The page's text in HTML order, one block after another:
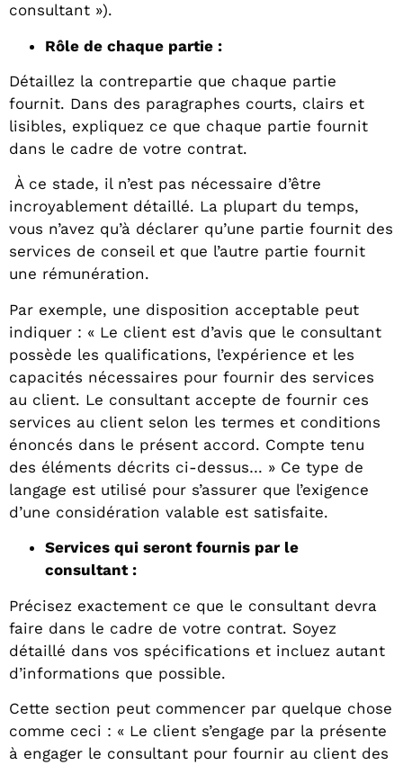
consultant »).
Rôle de chaque partie :
Détaillez la contrepartie que chaque partie
fournit. Dans des paragraphes courts, clairs et
lisibles, expliquez ce que chaque partie fournit
dans le cadre de votre contrat.
À ce stade, il n’est pas nécessaire d’être
incroyablement détaillé. La plupart du temps,
vous n’avez qu’à déclarer qu’une partie fournit des
services de conseil et que l’autre partie fournit
une rémunération.
Par exemple, une disposition acceptable peut
indiquer : « Le client est d’avis que le consultant
possède les qualifications, l’expérience et les
capacités nécessaires pour fournir des services
au client. Le consultant accepte de fournir ces
services au client selon les termes et conditions
énoncés dans le présent accord. Compte tenu
des éléments décrits ci-dessus… » Ce type de
langage est utilisé pour s’assurer que l’exigence
d’une considération valable est satisfaite.
Services qui seront fournis par le
consultant :
Précisez exactement ce que le consultant devra
faire dans le cadre de votre contrat. Soyez
détaillé dans vos spécifications et incluez autant
d’informations que possible.
Cette section peut commencer par quelque chose
comme ceci : « Le client s’engage par la présente
à engager le consultant pour fournir au client des